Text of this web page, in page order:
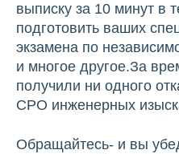
выписку за 10 минут в
подготовить ваших
экзамена по
и многое другое.За
получили ни одного
СРО инженерных
Обращайтесь- и вы